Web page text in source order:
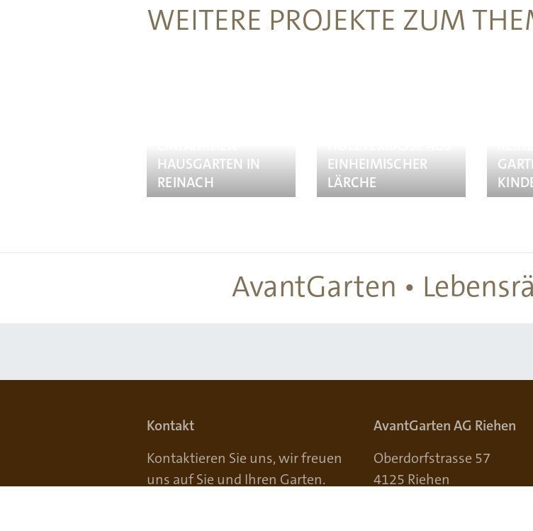
WEITERE PROJEKTE ZUM
HAUSGARTEN IN
REINACH
EINHEIMISCHER
LÄRCHE
AvantGarten •
Kontakt
Kontaktieren Sie uns, wir freuen
uns auf Sie und Ihren Garten.
AvantGarten AG Riehen
Oberdorfstrasse 57
4125 Riehen